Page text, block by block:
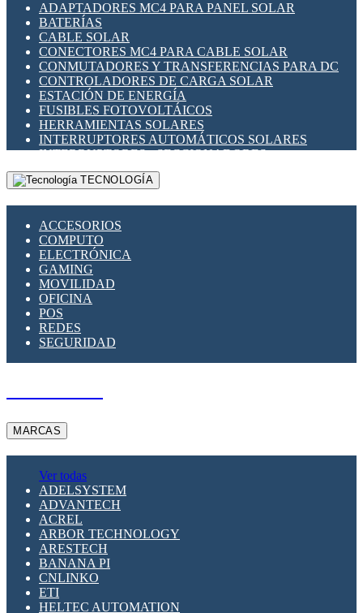
ADAPTADORES MC4 PARA PANEL SOLAR
BATERÍAS
CABLE SOLAR
CONECTORES MC4 PARA CABLE SOLAR
CONMUTADORES Y TRANSFERENCIAS PARA DC
CONTROLADORES DE CARGA SOLAR
ESTACIÓN DE ENERGÍA
FUSIBLES FOTOVOLTÁICOS
HERRAMIENTAS SOLARES
INTERRUPTORES AUTOMÁTICOS SOLARES
INTERRUPTORES - SECCIONADORES
FOTOVOLTÁICOS
MONTAJE PANEL SOLAR
SUPRESOR DE TRANSIENTES SPDS PARA
APLICACIONES FOTOVOLTAICAS
TECNOLOGÍA
ACCESORIOS
COMPUTO
ELECTRÓNICA
GAMING
MOVILIDAD
OFICINA
POS
REDES
SEGURIDAD
MARCAS
Ver todas
ADELSYSTEM
ADVANTECH
ACREL
ARBOR TECHNOLOGY
ARESTECH
BANANA PI
CNLINKO
ETI
HELTEC AUTOMATION